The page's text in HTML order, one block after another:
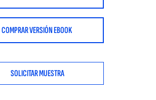
COMPRAR VERSIÓN EBOOK
SOLICITAR MUESTRA